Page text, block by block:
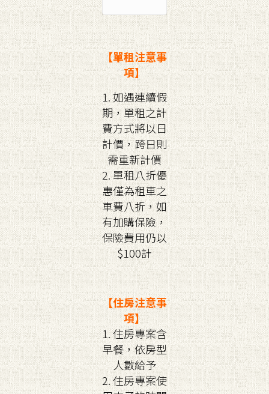
【單租注意事
項】
1. 如遇連續假
期，單租之計
費方式將以日
計價，跨日則
需重新計價
2. 單租八折優
惠僅為租車之
車費八折，如
有加購保險，
保險費用仍以
$100計
【住房注意事
項】
1. 住房專案含
早餐，依房型
人數給予
2. 住房專案使